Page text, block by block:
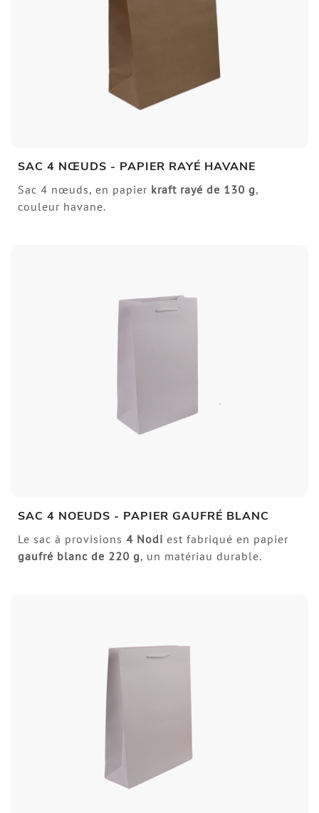
SAC 4 NŒUDS - PAPIER RAYÉ HAVANE
Sac 4 nœuds, en papier kraft rayé de 130 g ,
couleur havane.
SAC 4 NOEUDS - PAPIER GAUFRÉ BLANC
Le sac à provisions 4 Nodi est fabriqué en papier
gaufré blanc de 220 g , un matériau durable.